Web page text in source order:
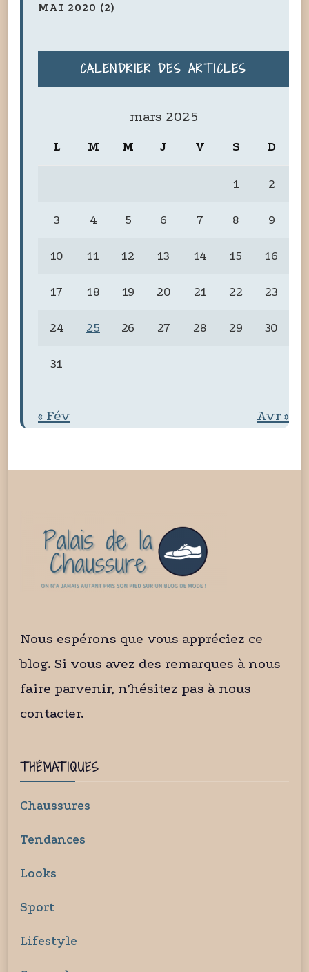
MAI 2020 (2)
CALENDRIER DES ARTICLES
mars 2025
L M M J V S D
1 2
3 4 5 6 7 8 9
10 11 12 13 14 15 16
17 18 19 20 21 22 23
24 25 26 27 28 29 30
31
« Fév Avr »
Nous espérons que vous appréciez ce
blog. Si vous avez des remarques à nous
faire parvenir, n’hésitez pas à nous
contacter.
THÉMATIQUES
Chaussures
Tendances
Looks
Sport
Lifestyle